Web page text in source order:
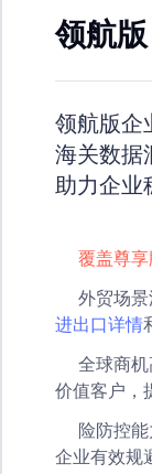
领航版
领航版企
海关数据
助力企业
覆盖尊
外贸场
进出口详情
全球商
价值客户，
险防控
企业有效规